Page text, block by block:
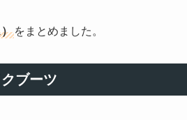
をまとめました。
ブーツ